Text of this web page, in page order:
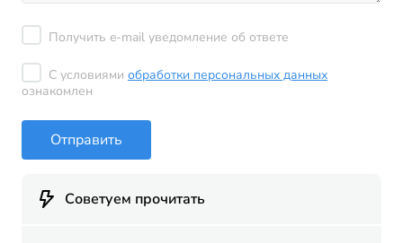
Получить e-mail уведомление об ответе
С условиями обработки персональных данных
ознакомлен
Отправить
Советуем прочитать